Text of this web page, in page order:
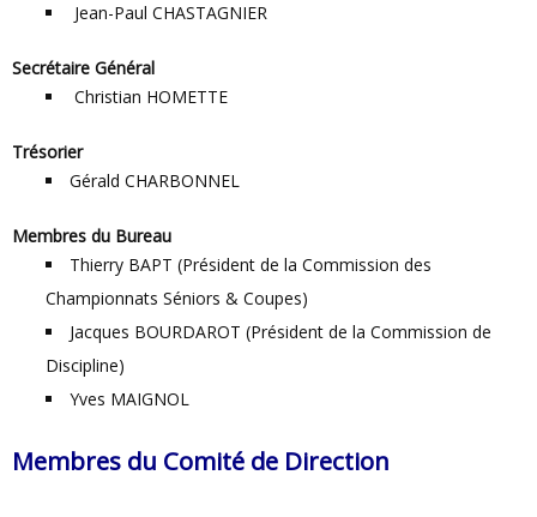
Jean-Paul CHASTAGNIER
Secrétaire Général
Christian HOMETTE
Trésorier
Gérald CHARBONNEL
Membres du Bureau
Thierry BAPT (Président de la Commission des
Championnats Séniors & Coupes)
Jacques BOURDAROT (Président de la Commission de
Discipline)
Yves MAIGNOL
Membres du Comité de Direction